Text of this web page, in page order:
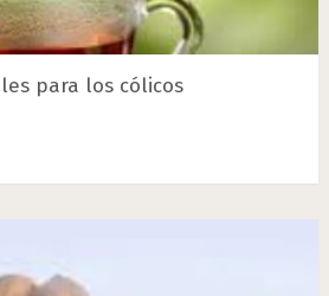
para los cólicos